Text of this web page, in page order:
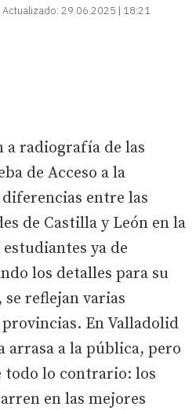
Actualizado: 29.06.2025 | 18:21
a radiografía de las
de Acceso a la
entre las
de Castilla y León en la
ya de
los detalles para su
reflejan varias
En Valladolid
arrasa a la pública, pero
todo lo contrario: los
en las mejores